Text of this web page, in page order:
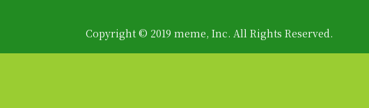
Copyright © 2019 meme, Inc. All Rights Reserved.